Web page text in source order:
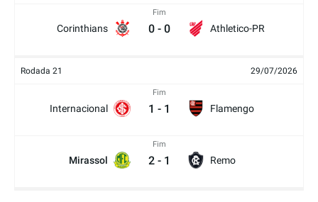
Corinthians
Fim
0 - 0 Athletico-PR
Rodada 21 29/07/2026
Internacional
Fim
1 - 1 Flamengo
Mirassol
Fim
2 - 1 Remo